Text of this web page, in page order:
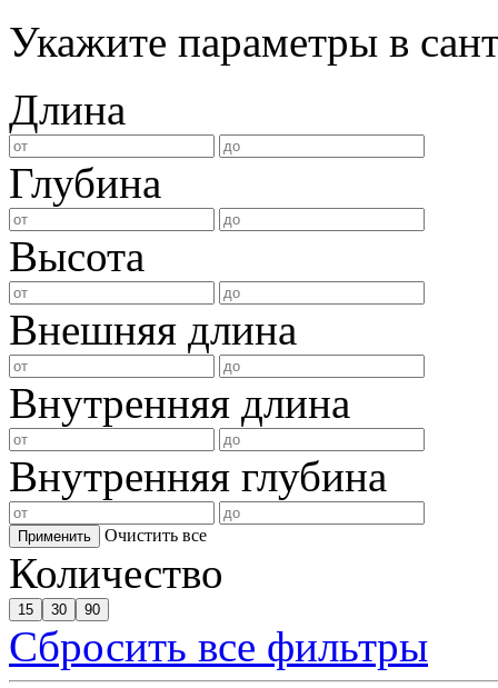
Укажите параметры в
Длина
Глубина
Высота
Внешняя длина
Внутренняя длина
Внутренняя глубина
Применить Очистить все
Количество
15 30 90
Сбросить все фильтры